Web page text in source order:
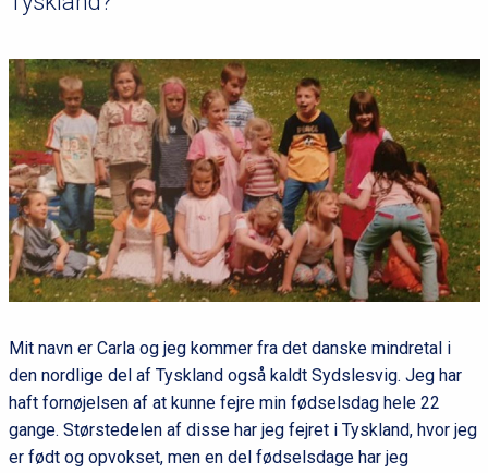
Mit navn er Carla og jeg kommer fra det danske mindretal i
den nordlige del af Tyskland også kaldt Sydslesvig. Jeg har
haft fornøjelsen af at kunne fejre min fødselsdag hele 22
gange. Størstedelen af disse har jeg fejret i Tyskland, hvor jeg
er født og opvokset, men en del fødselsdage har jeg